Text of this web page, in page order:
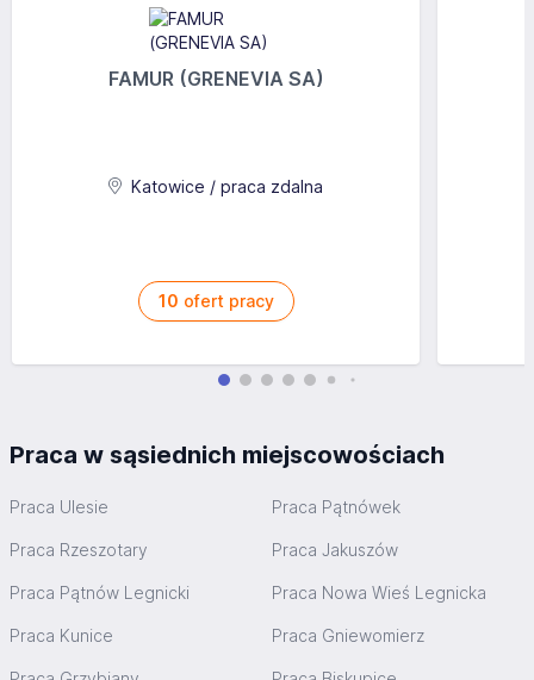
FAMUR (GRENEVIA SA)
Katowice / praca zdalna
10 ofert pracy
Praca w sąsiednich miejscowościach
Praca Ulesie Praca Pątnówek
Praca Rzeszotary Praca Jakuszów
Praca Pątnów Legnicki Praca Nowa Wieś Legnicka
Praca Kunice Praca Gniewomierz